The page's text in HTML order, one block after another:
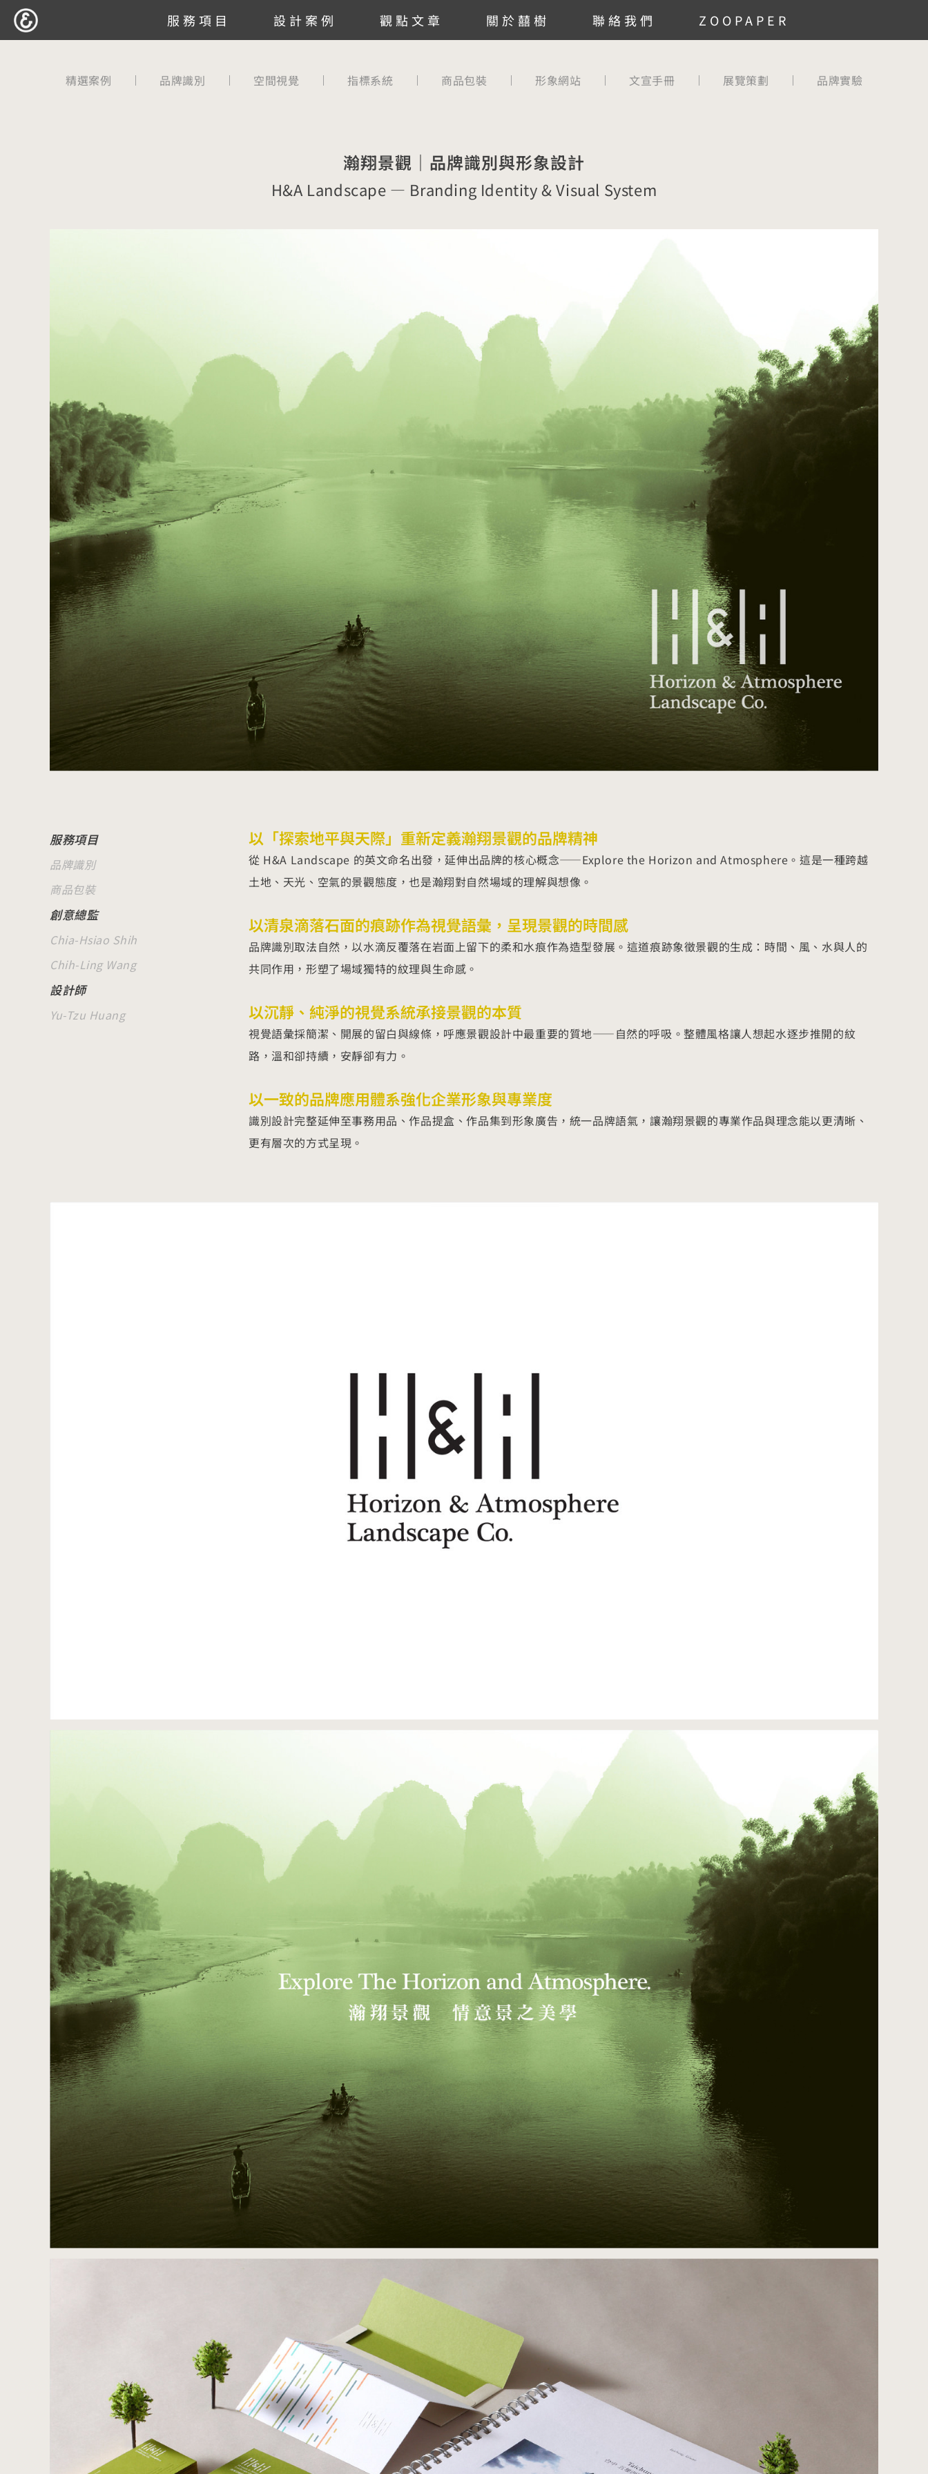
服務項目 設計案例 觀點文章 關於囍樹 聯絡我們 ZOOPAPER
精選案例 品牌識別 空間視覺 指標系統 商品包裝 形象網站 文宣手冊 展覽策劃 品牌實驗
瀚翔景觀｜品牌識別與形象設計
H&A Landscape — Branding Identity & Visual System
服務項目
品牌識別
商品包裝
創意總監
Chia-Hsiao Shih
Chih-Ling Wang
設計師
Yu-Tzu Huang
以「探索地平與天際」重新定義瀚翔景觀的品牌精神
從 H&A Landscape 的英文命名出發，延伸出品牌的核心概念——Explore the Horizon and Atmosphere。這是一種跨越
土地、天光、空氣的景觀態度，也是瀚翔對自然場域的理解與想像。
以清泉滴落石面的痕跡作為視覺語彙，呈現景觀的時間感
品牌識別取法自然，以水滴反覆落在岩面上留下的柔和水痕作為造型發展。這道痕跡象徵景觀的生成：時間、風、水與人的
共同作用，形塑了場域獨特的紋理與生命感。
以沉靜、純淨的視覺系統承接景觀的本質
視覺語彙採簡潔、開展的留白與線條，呼應景觀設計中最重要的質地——自然的呼吸。整體風格讓人想起水逐步推開的紋
路，溫和卻持續，安靜卻有力。
以一致的品牌應用體系強化企業形象與專業度
識別設計完整延伸至事務用品、作品提盒、作品集到形象廣告，統一品牌語氣，讓瀚翔景觀的專業作品與理念能以更清晰、
更有層次的方式呈現。